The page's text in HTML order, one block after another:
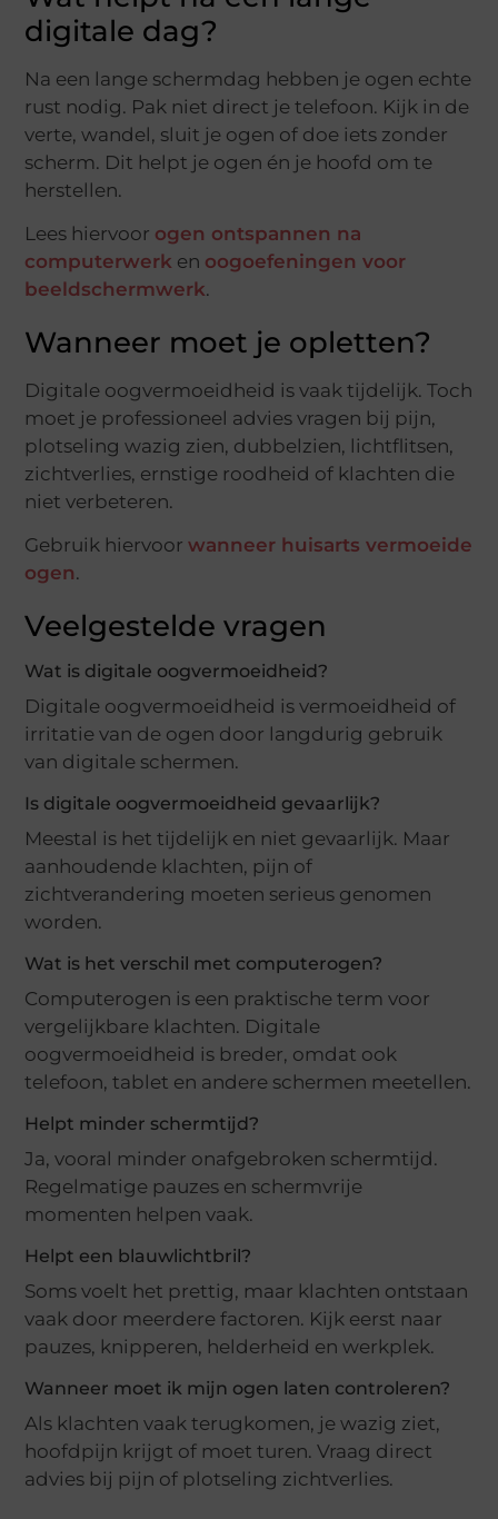
digitale dag?
Na een lange schermdag hebben je ogen echte
rust nodig. Pak niet direct je telefoon. Kijk in de
verte, wandel, sluit je ogen of doe iets zonder
scherm. Dit helpt je ogen én je hoofd om te
herstellen.
Lees hiervoor ogen ontspannen na
computerwerk en oogoefeningen voor
beeldschermwerk.
Wanneer moet je opletten?
Digitale oogvermoeidheid is vaak tijdelijk. Toch
moet je professioneel advies vragen bij pijn,
plotseling wazig zien, dubbelzien, lichtflitsen,
zichtverlies, ernstige roodheid of klachten die
niet verbeteren.
Gebruik hiervoorwanneer huisarts vermoeide
ogen.
Veelgestelde vragen
Wat is digitale oogvermoeidheid?
Digitale oogvermoeidheid is vermoeidheid of
irritatie van de ogen door langdurig gebruik
van digitale schermen.
Is digitale oogvermoeidheid gevaarlijk?
Meestal is het tijdelijk en niet gevaarlijk. Maar
aanhoudende klachten, pijn of
zichtverandering moeten serieus genomen
worden.
Wat is het verschil met computerogen?
Computerogen is een praktische term voor
vergelijkbare klachten. Digitale
oogvermoeidheid is breder, omdat ook
telefoon, tablet en andere schermen meetellen.
Helpt minder schermtijd?
Ja, vooral minder onafgebroken schermtijd.
Regelmatige pauzes en schermvrije
momenten helpen vaak.
Helpt een blauwlichtbril?
Soms voelt het prettig, maar klachten ontstaan
vaak door meerdere factoren. Kijk eerst naar
pauzes, knipperen, helderheid en werkplek.
Wanneer moet ik mijn ogen laten controleren?
Als klachten vaak terugkomen, je wazig ziet,
hoofdpijn krijgt of moet turen. Vraag direct
advies bij pijn of plotseling zichtverlies.